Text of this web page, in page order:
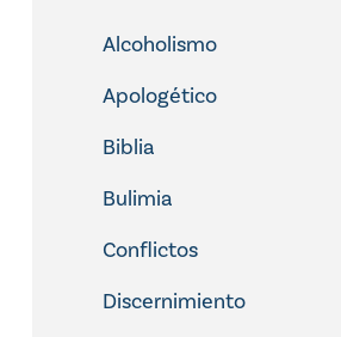
Alcoholismo
Apologético
Biblia
Bulimia
Conflictos
Discernimiento